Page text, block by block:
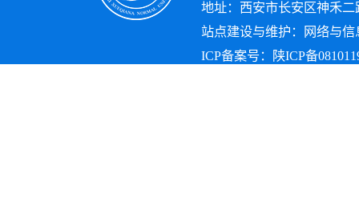
地址：西安市长安区神禾二
站点建设与维护：网络与
ICP备案号：
陕ICP备